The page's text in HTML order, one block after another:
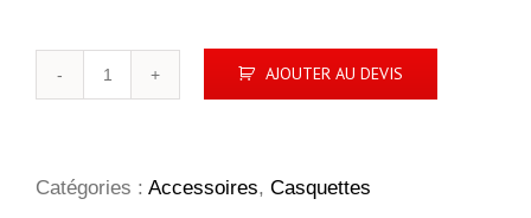
AJOUTER AU DEVIS
Catégories : Accessoires, Casquettes